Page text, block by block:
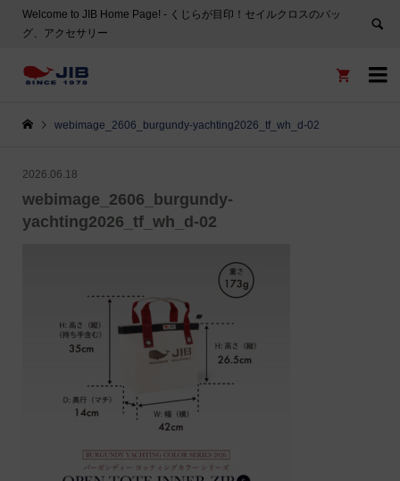
Welcome to JIB Home Page! ‐ くじらが目印！セイルクロスのバッ
グ、アクセサリー


webimage_2606_burgundy-yachting2026_tf_wh_d-02
2026.06.18
webimage_2606_burgundy-
yachting2026_tf_wh_d-02